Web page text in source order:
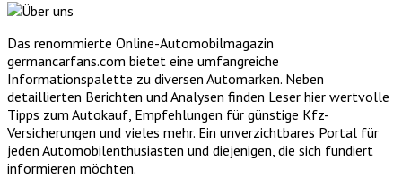
Das renommierte Online-Automobilmagazin
germancarfans.com bietet eine umfangreiche
Informationspalette zu diversen Automarken. Neben
detaillierten Berichten und Analysen finden Leser hier wertvolle
Tipps zum Autokauf, Empfehlungen für günstige Kfz-
Versicherungen und vieles mehr. Ein unverzichtbares Portal für
jeden Automobilenthusiasten und diejenigen, die sich fundiert
informieren möchten.